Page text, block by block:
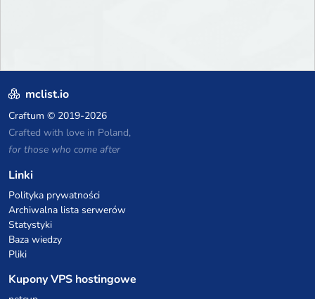
mclist.io
Craftum © 2019-2026
Crafted with love in Poland,
for those who come after
Linki
Polityka prywatności
Archiwalna lista serwerów
Statystyki
Baza wiedzy
Pliki
Kupony VPS hostingowe